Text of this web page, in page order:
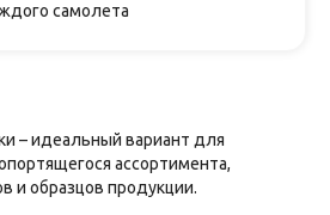
самолета
– идеальный вариант для
ассортимента,
и образцов продукции.